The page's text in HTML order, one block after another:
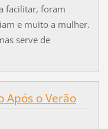
facilitar, foram
e muito a mulher.
serve de
Após o Verão